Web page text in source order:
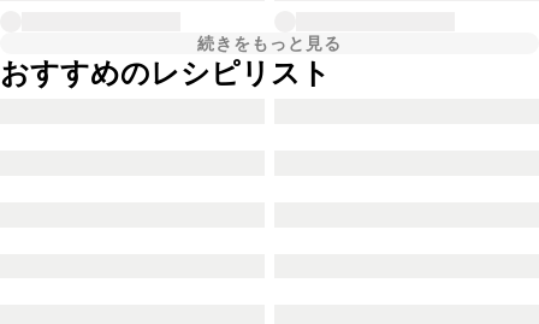
続きをもっと見る
おすすめのレシピリスト